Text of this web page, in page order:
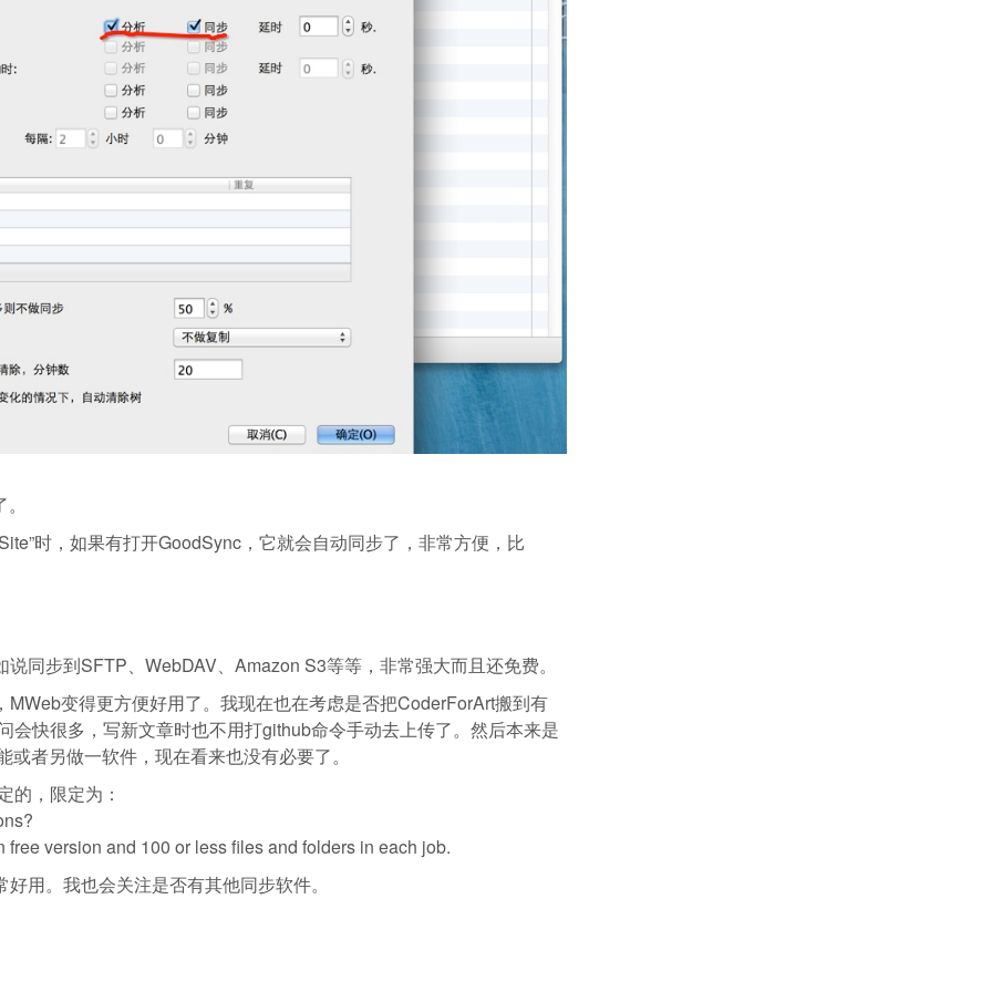
时，如果有打开GoodSync，它就会自动同步了，非常方便，比
同步到SFTP、WebDAV、Amazon S3等等，非常强大而且还免费。
变得更方便好用了。我现在也在考虑是否把CoderForArt搬到有
会快很多，写新文章时也不用打github命令手动去上传了。然后本来是
者另做一软件，现在看来也没有必要了。
的，限定为：
version and 100 or less files and folders in each job.
用。我也会关注是否有其他同步软件。